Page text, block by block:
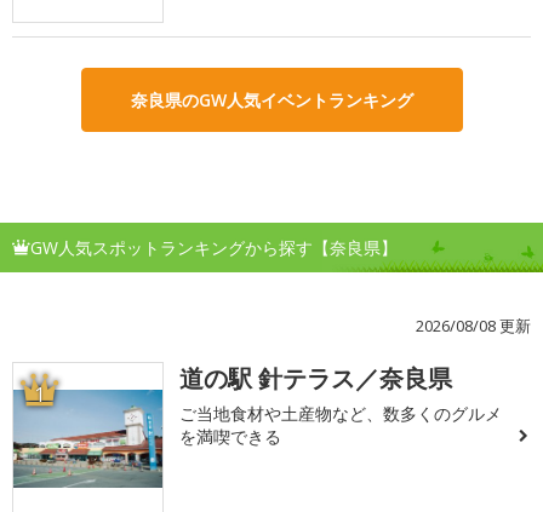
奈良県のGW人気イベントランキング
GW人気スポットランキングから探す【奈良県】
2026/08/08 更新
1 道の駅 針テラス／奈良県
ご当地食材や土産物など、数多くのグルメ
を満喫できる